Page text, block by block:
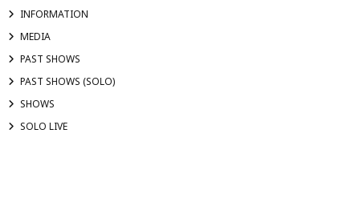
INFORMATION
MEDIA
PAST SHOWS
PAST SHOWS (SOLO)
SHOWS
SOLO LIVE